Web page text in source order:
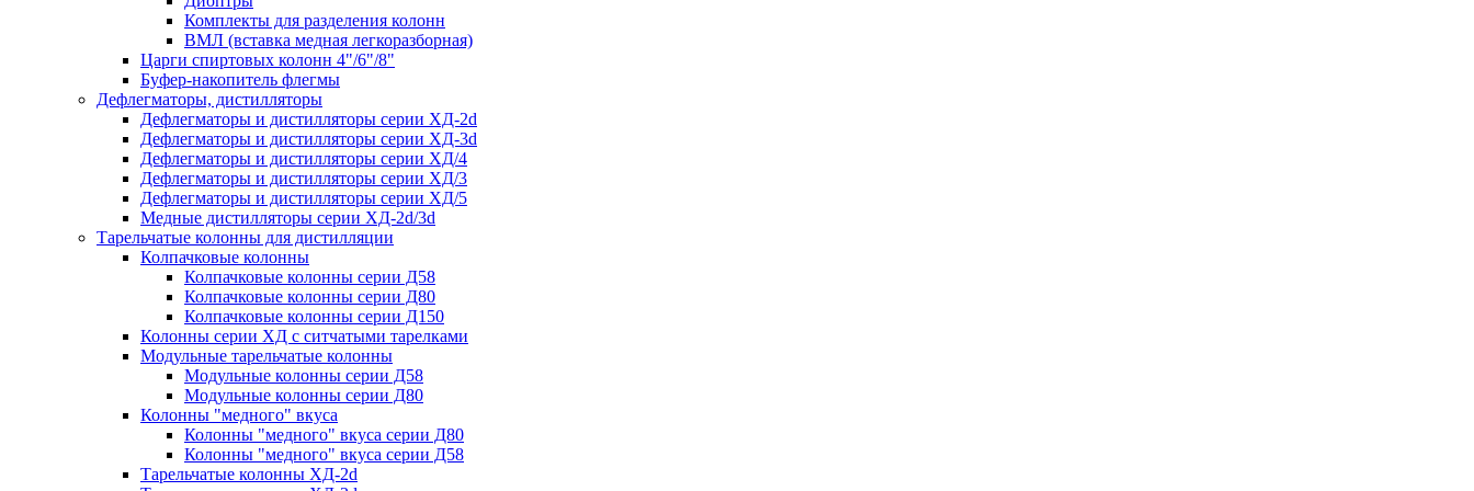
Комплекты для разделения колонн
ВМЛ (вставка медная легкоразборная)
Царги спиртовых колонн 4"/6"/8"
Буфер-накопитель флегмы
Дефлегматоры, дистилляторы
Дефлегматоры и дистилляторы серии ХД-2d
Дефлегматоры и дистилляторы серии ХД-3d
Дефлегматоры и дистилляторы серии ХД/4
Дефлегматоры и дистилляторы серии ХД/3
Дефлегматоры и дистилляторы серии ХД/5
Медные дистилляторы серии ХД-2d/3d
Тарельчатые колонны для дистилляции
Колпачковые колонны
Колпачковые колонны серии Д58
Колпачковые колонны серии Д80
Колпачковые колонны серии Д150
Колонны серии ХД с ситчатыми тарелками
Модульные тарельчатые колонны
Модульные колонны серии Д58
Модульные колонны серии Д80
Колонны "медного" вкуса
Колонны "медного" вкуса серии Д80
Колонны "медного" вкуса серии Д58
Тарельчатые колонны ХД-2d